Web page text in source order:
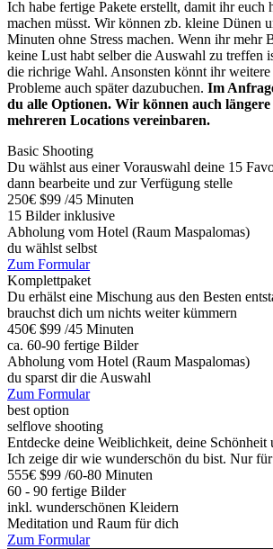
Ich habe fertige Pakete erstellt, damit ihr euch
machen müsst. Wir können zb. kleine Dünen
Minuten ohne Stress machen. Wenn ihr mehr
keine Lust habt selber die Auswahl zu treffen
die richrige Wahl. Ansonsten könnt ihr
Probleme auch später dazubuchen. Im
du alle Optionen. Wir können auch
mehreren Locations vereinbaren.
Basic Shooting
Du wählst aus einer Vorauswahl deine 15
dann bearbeite und zur Verfügung stelle
250€ $99 /45 Minuten
15 Bilder inklusive
Abholung vom Hotel (Raum Maspalomas)
du wählst selbst
Zum Formular
Komplettpaket
Du erhälst eine Mischung aus den Besten
brauchst dich um nichts weiter kümmern
450€ $99 /45 Minuten
ca. 60-90 fertige Bilder
Abholung vom Hotel (Raum Maspalomas)
du sparst dir die Auswahl
Zum Formular
best option
selflove shooting
Entdecke deine Weiblichkeit, deine
Ich zeige dir wie wunderschön du bist. Nur
555€ $99 /60-80 Minuten
60 - 90 fertige Bilder
inkl. wunderschönen Kleidern
Meditation und Raum für dich
Zum Formular